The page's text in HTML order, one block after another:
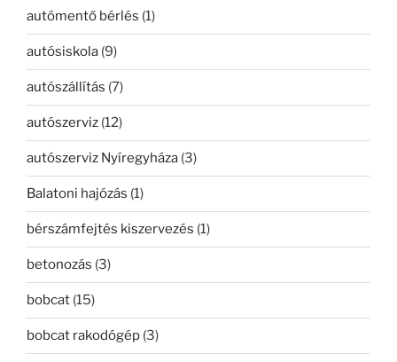
autómentő bérlés (1)
autósiskola (9)
autószállítás (7)
autószerviz (12)
autószerviz Nyíregyháza (3)
Balatoni hajózás (1)
bérszámfejtés kiszervezés (1)
betonozás (3)
bobcat (15)
bobcat rakodógép (3)